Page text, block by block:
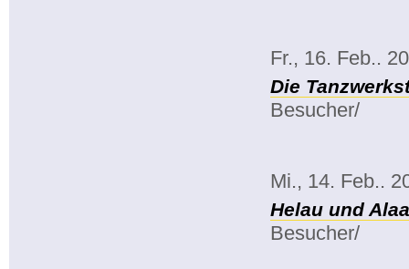
Fr., 16. Feb..
Die
Besucher/
Mi., 14. Feb..
Helau und
Besucher/